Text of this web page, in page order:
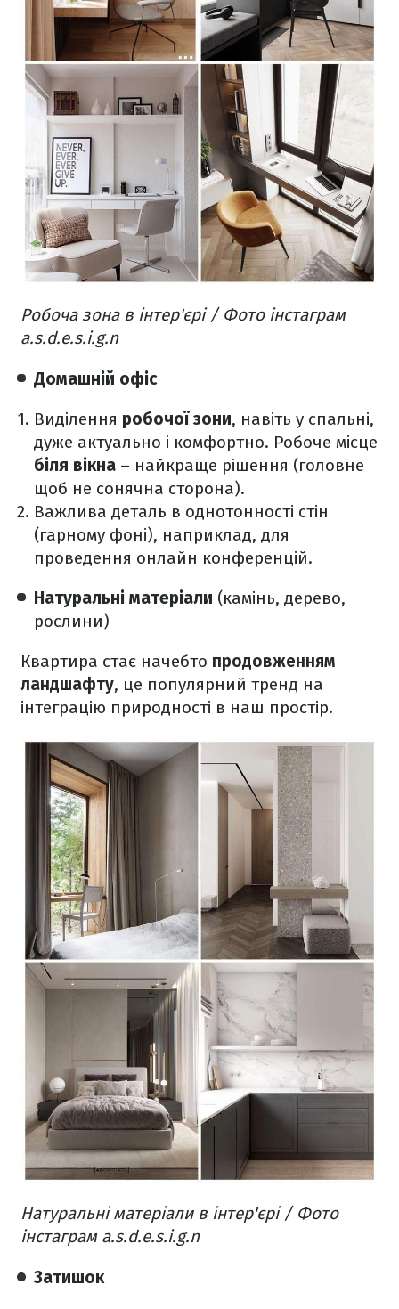
Робоча зона в інтер'єрі / Фото інстаграм
a.s.d.e.s.i.g.n
Домашній офіс
Виділення робочої зони, навіть у спальні,
дуже актуально і комфортно. Робоче місце
біля вікна – найкраще рішення (головне
щоб не сонячна сторона).
Важлива деталь в однотонності стін
(гарному фоні), наприклад, для
проведення онлайн конференцій.
Натуральні матеріали (камінь, дерево,
рослини)
Квартира стає начебто продовженням
ландшафту, це популярний тренд на
інтеграцію природності в наш простір.
Натуральні матеріали в інтер'єрі / Фото
інстаграм a.s.d.e.s.i.g.n
Затишок